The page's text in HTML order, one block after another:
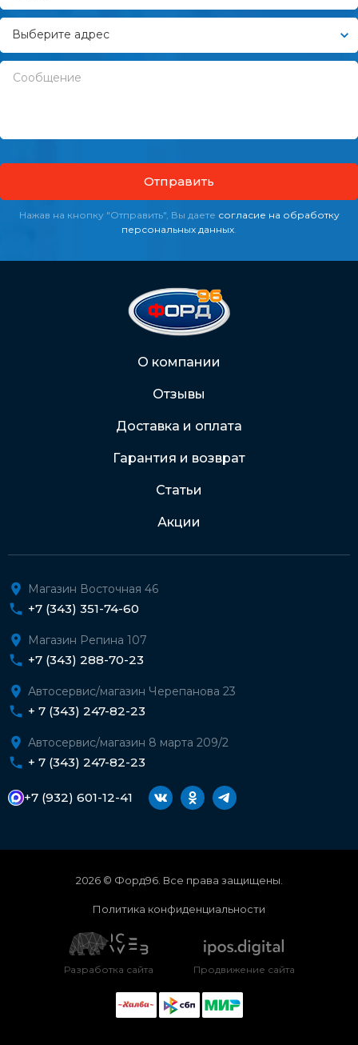
Выберите адрес
Нажав на кнопку "Отправить", Вы даете согласие на обработку
персональных данных.
Отправить
О компании
Отзывы
Доставка и оплата
Гарантия и возврат
Статьи
Акции
Магазин Восточная 46
+7 (343) 351-74-60
Магазин Репина 107
+7 (343) 288-70-23
Автосервис/магазин Черепанова 23
+ 7 (343) 247-82-23
Автосервис/магазин 8 марта 209/2
+ 7 (343) 247-82-23
+7 (932) 601-12-41
2026 © Форд96. Все права защищены.
Политика конфиденциальности
Разработка сайта Продвижение сайта